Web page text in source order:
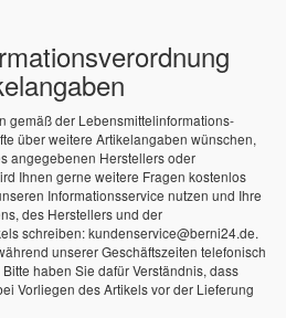
gemäß der Lebensmittel­informations­
über weitere Artikelangaben wünschen,
angegebenen Herstellers oder
Ihnen gerne weitere Fragen kostenlos
Informationsservice nutzen und Ihre
des Herstellers und der
schreiben: kundenservice@berni24.de.
unserer Geschäftszeiten telefonisch
haben Sie dafür Verständnis, dass
Vorliegen des Artikels vor der Lieferung